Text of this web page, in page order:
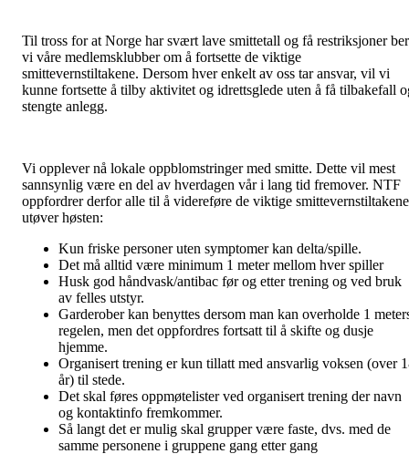
Til tross for at Norge har svært lave smittetall og få restriksjoner ber
vi våre medlemsklubber om å fortsette de viktige
smittevernstiltakene. Dersom hver enkelt av oss tar ansvar, vil vi
kunne fortsette å tilby aktivitet og idrettsglede uten å få tilbakefall
stengte anlegg.
Vi opplever nå lokale oppblomstringer med smitte. Dette vil mest
sannsynlig være en del av hverdagen vår i lang tid fremover. NTF
oppfordrer derfor alle til å videreføre de viktige smittevernstiltakene
utøver høsten:
Kun friske personer uten symptomer kan delta/spille.
Det må alltid være minimum 1 meter mellom hver spiller
Husk god håndvask/antibac før og etter trening og ved bruk
av felles utstyr.
Garderober kan benyttes dersom man kan overholde 1
regelen, men det oppfordres fortsatt til å skifte og dusje
hjemme.
Organisert trening er kun tillatt med ansvarlig voksen (over
år) til stede.
Det skal føres oppmøtelister ved organisert trening der navn
og kontaktinfo fremkommer.
Så langt det er mulig skal grupper være faste, dvs. med de
samme personene i gruppene gang etter gang